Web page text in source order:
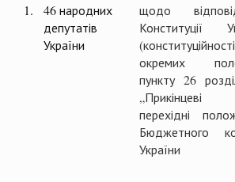
1.
46 народних
депутатів
України
щодо
Конституції
окремих
пункту 26
перехідні
Бюджетного
України